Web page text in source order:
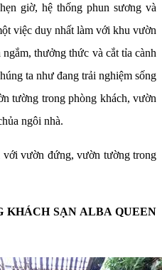
giờ, hệ thống phun sương và
việc duy nhất làm với khu vườn
thưởng thức và cắt tỉa cành
ta như đang trải nghiệm sống
tường trong phòng khách, vườn
ngôi nhà.
vườn đứng, vườn tường trong
KHÁCH SẠN ALBA QUEEN